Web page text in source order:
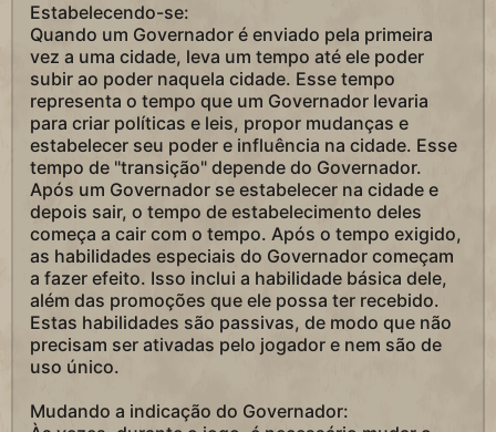
Estabelecendo-se:
Quando um Governador é enviado pela primeira
vez a uma cidade, leva um tempo até ele poder
subir ao poder naquela cidade. Esse tempo
representa o tempo que um Governador levaria
para criar políticas e leis, propor mudanças e
estabelecer seu poder e influência na cidade. Esse
tempo de "transição" depende do Governador.
Após um Governador se estabelecer na cidade e
depois sair, o tempo de estabelecimento deles
começa a cair com o tempo. Após o tempo exigido,
as habilidades especiais do Governador começam
a fazer efeito. Isso inclui a habilidade básica dele,
além das promoções que ele possa ter recebido.
Estas habilidades são passivas, de modo que não
precisam ser ativadas pelo jogador e nem são de
uso único.
Mudando a indicação do Governador: